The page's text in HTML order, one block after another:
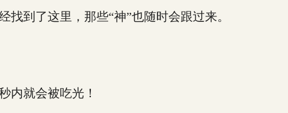
到了这里，那些“神”也随时会跟过来。
就会被吃光！